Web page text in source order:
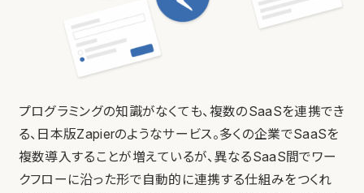
プログラミングの知識がなくても、複数のSaaSを連携でき
る、日本版Zapierのようなサービス。多くの企業でSaaSを
複数導入することが増えているが、異なるSaaS間でワー
クフローに沿った形で自動的に連携する仕組みをつくれ